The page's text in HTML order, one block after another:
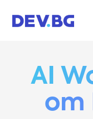
AI
от